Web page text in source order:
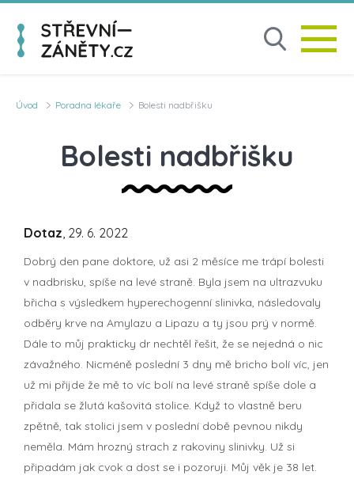
Úvod Poradna lékaře Bolesti nadbřišku
Bolesti nadbřišku
Dotaz, 29. 6. 2022
Dobrý den pane doktore, už asi 2 měsíce me trápí bolesti
v nadbrisku, spíše na levé straně. Byla jsem na ultrazvuku
břicha s výsledkem hyperechogenní slinivka, následovaly
odběry krve na Amylazu a Lipazu a ty jsou prý v normě.
Dále to můj prakticky dr nechtěl řešit, že se nejedná o nic
závažného. Nicméně poslední 3 dny mě bricho bolí víc, jen
už mi přijde že mě to víc bolí na levé straně spíše dole a
přidala se žlutá kašovitá stolice. Když to vlastně beru
zpětně, tak stolici jsem v poslední době pevnou nikdy
neměla. Mám hrozný strach z rakoviny slinivky. Už si
připadám jak cvok a dost se i pozoruji. Můj věk je 38 let.